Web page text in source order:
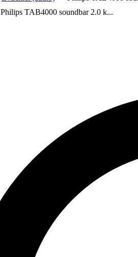
Philips TAB4000 soundbar 2.0 k...